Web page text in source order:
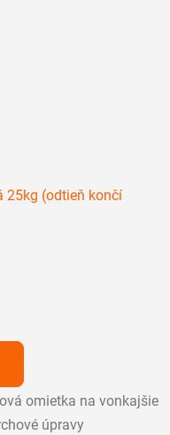
25kg (odtieň končí
omietka na vonkajšie
úpravy